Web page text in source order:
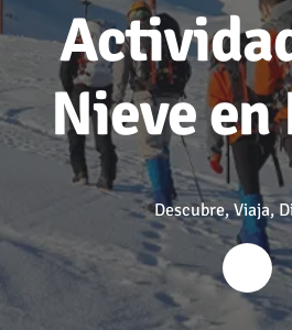
Nieve en
Descubre, Viaja,